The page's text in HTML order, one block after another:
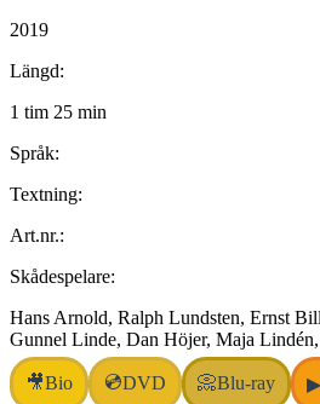
2019
Längd:
1 tim 25 min
Språk:
Textning:
Art.nr.:
Skådespelare:
Hans Arnold, Ralph Lundsten, Ernst
Gunnel Linde, Dan Höjer, Maja
🎥Bio 💿DVD 📀Blu-ray ▶